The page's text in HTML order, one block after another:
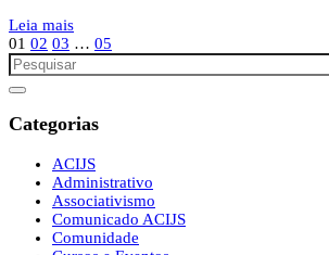
Leia mais
01 02 03 … 05
Categorias
ACIJS
Administrativo
Associativismo
Comunicado ACIJS
Comunidade